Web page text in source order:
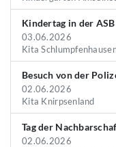
Kindertag in der
03.06.2026
Kita
Besuch von der
02.06.2026
Kita Knirpsenland
Tag der
02.06.2026